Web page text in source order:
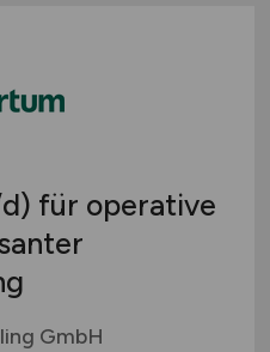
für operative
GmbH